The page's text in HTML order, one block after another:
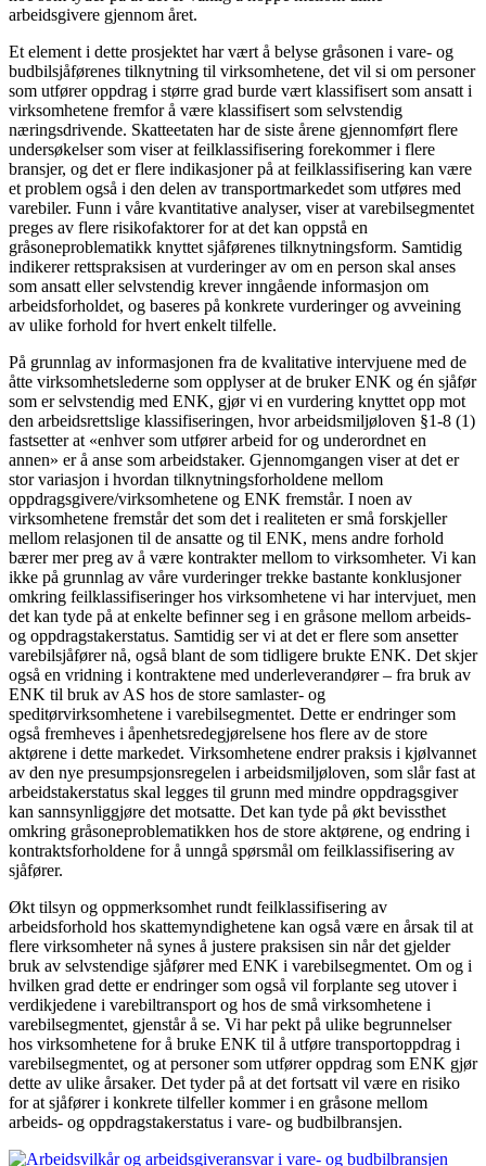
arbeidsgivere gjennom året.
Et element i dette prosjektet har vært å belyse gråsonen i vare- og
budbilsjåførenes tilknytning til virksomhetene, det vil si om personer
som utfører oppdrag i større grad burde vært klassifisert som ansatt i
virksomhetene fremfor å være klassifisert som selvstendig
næringsdrivende. Skatteetaten har de siste årene gjennomført flere
undersøkelser som viser at feilklassifisering forekommer i flere
bransjer, og det er flere indikasjoner på at feilklassifisering kan være
et problem også i den delen av transportmarkedet som utføres med
varebiler. Funn i våre kvantitative analyser, viser at varebilsegmentet
preges av flere risikofaktorer for at det kan oppstå en
gråsoneproblematikk knyttet sjåførenes tilknytningsform. Samtidig
indikerer rettspraksisen at vurderinger av om en person skal anses
som ansatt eller selvstendig krever inngående informasjon om
arbeidsforholdet, og baseres på konkrete vurderinger og avveining
av ulike forhold for hvert enkelt tilfelle.
På grunnlag av informasjonen fra de kvalitative intervjuene med de
åtte virksomhetslederne som opplyser at de bruker ENK og én sjåfør
som er selvstendig med ENK, gjør vi en vurdering knyttet opp mot
den arbeidsrettslige klassifiseringen, hvor arbeidsmiljøloven §1-8 (1)
fastsetter at «enhver som utfører arbeid for og underordnet en
annen» er å anse som arbeidstaker. Gjennomgangen viser at det er
stor variasjon i hvordan tilknytningsforholdene mellom
oppdragsgivere/virksomhetene og ENK fremstår. I noen av
virksomhetene fremstår det som det i realiteten er små forskjeller
mellom relasjonen til de ansatte og til ENK, mens andre forhold
bærer mer preg av å være kontrakter mellom to virksomheter. Vi kan
ikke på grunnlag av våre vurderinger trekke bastante konklusjoner
omkring feilklassifiseringer hos virksomhetene vi har intervjuet, men
det kan tyde på at enkelte befinner seg i en gråsone mellom arbeids-
og oppdragstakerstatus. Samtidig ser vi at det er flere som ansetter
varebilsjåfører nå, også blant de som tidligere brukte ENK. Det skjer
også en vridning i kontraktene med underleverandører – fra bruk av
ENK til bruk av AS hos de store samlaster- og
speditørvirksomhetene i varebilsegmentet. Dette er endringer som
også fremheves i åpenhetsredegjørelsene hos flere av de store
aktørene i dette markedet. Virksomhetene endrer praksis i kjølvannet
av den nye presumpsjonsregelen i arbeidsmiljøloven, som slår fast at
arbeidstakerstatus skal legges til grunn med mindre oppdragsgiver
kan sannsynliggjøre det motsatte. Det kan tyde på økt bevissthet
omkring gråsoneproblematikken hos de store aktørene, og endring i
kontraktsforholdene for å unngå spørsmål om feilklassifisering av
sjåfører.
Økt tilsyn og oppmerksomhet rundt feilklassifisering av
arbeidsforhold hos skattemyndighetene kan også være en årsak til at
flere virksomheter nå synes å justere praksisen sin når det gjelder
bruk av selvstendige sjåfører med ENK i varebilsegmentet. Om og i
hvilken grad dette er endringer som også vil forplante seg utover i
verdikjedene i varebiltransport og hos de små virksomhetene i
varebilsegmentet, gjenstår å se. Vi har pekt på ulike begrunnelser
hos virksomhetene for å bruke ENK til å utføre transportoppdrag i
varebilsegmentet, og at personer som utfører oppdrag som ENK gjør
dette av ulike årsaker. Det tyder på at det fortsatt vil være en risiko
for at sjåfører i konkrete tilfeller kommer i en gråsone mellom
arbeids- og oppdragstakerstatus i vare- og budbilbransjen.